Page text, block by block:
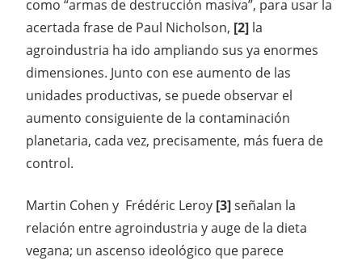
como “armas de destrucción masiva”, para usar la
acertada frase de Paul Nicholson, [2] la
agroindustria ha ido ampliando sus ya enormes
dimensiones. Junto con ese aumento de las
unidades productivas, se puede observar el
aumento consiguiente de la contaminación
planetaria, cada vez, precisamente, más fuera de
control.
Martin Cohen y Frédéric Leroy [3]señalan la
relación entre agroindustria y auge de la dieta
vegana; un ascenso ideológico que parece